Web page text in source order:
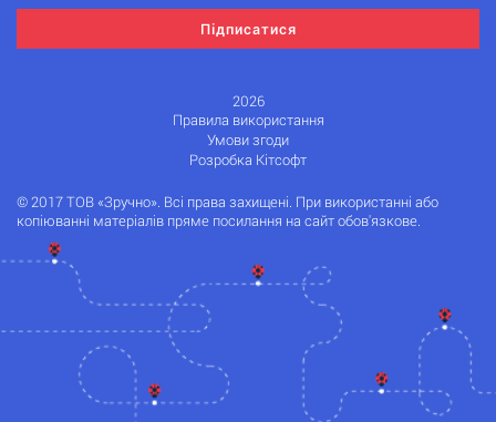
Підписатися
2026
Правила використання
Умови згоди
Розробка Кітсофт
© 2017 ТОВ «Зручно». Всі права захищені. При використанні або
копіюванні матеріалів пряме посилання на сайт обов'язкове.